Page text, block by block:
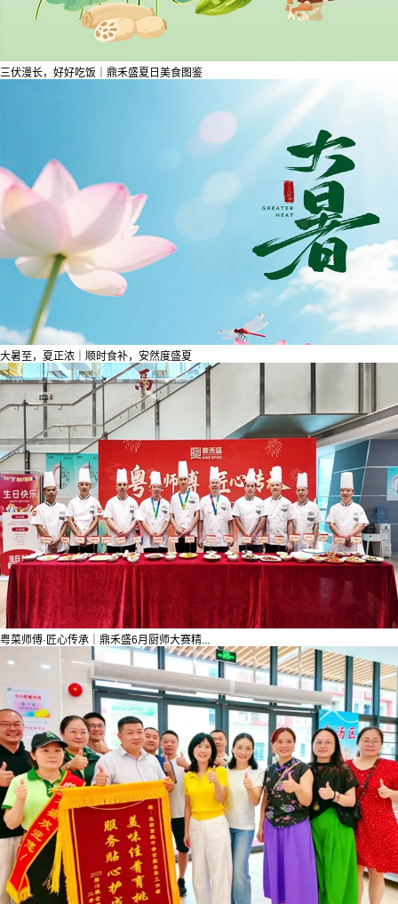
三伏漫长，好好吃饭｜鼎禾盛夏日美食图鉴
大暑至，夏正浓｜顺时食补，安然度盛夏
粤菜师傅·匠心传承｜鼎禾盛6月厨师大赛精...